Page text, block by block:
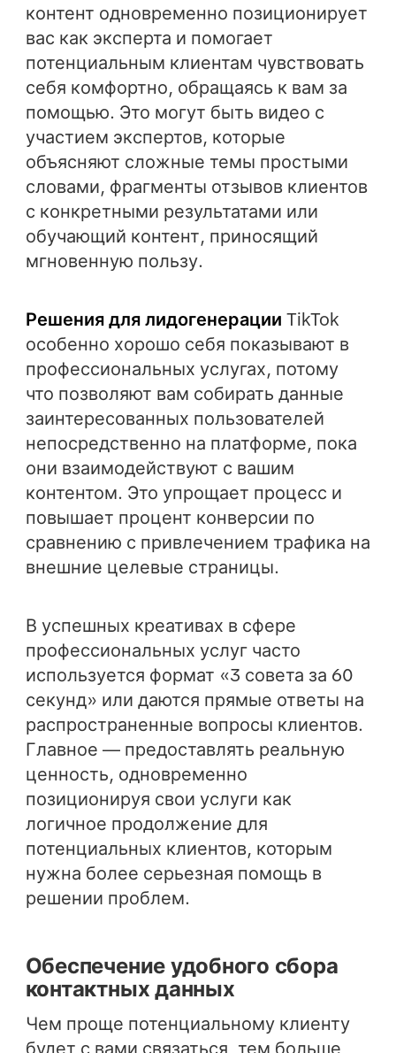
контент одновременно позиционирует
вас как эксперта и помогает
потенциальным клиентам чувствовать
себя комфортно, обращаясь к вам за
помощью. Это могут быть видео с
участием экспертов, которые
объясняют сложные темы простыми
словами, фрагменты отзывов клиентов
с конкретными результатами или
обучающий контент, приносящий
мгновенную пользу.
Решения для лидогенерации TikTok
особенно хорошо себя показывают в
профессиональных услугах, потому
что позволяют вам собирать данные
заинтересованных пользователей
непосредственно на платформе, пока
они взаимодействуют с вашим
контентом. Это упрощает процесс и
повышает процент конверсии по
сравнению с привлечением трафика на
внешние целевые страницы.
В успешных креативах в сфере
профессиональных услуг часто
используется формат «3 совета за 60
секунд» или даются прямые ответы на
распространенные вопросы клиентов.
Главное — предоставлять реальную
ценность, одновременно
позиционируя свои услуги как
логичное продолжение для
потенциальных клиентов, которым
нужна более серьезная помощь в
решении проблем.
Обеспечение удобного сбора
контактных данных
Чем проще потенциальному клиенту
будет с вами связаться, тем больше